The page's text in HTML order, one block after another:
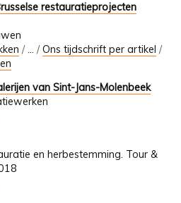
restauratieprojecten
/… /Ons tijdschrift per artikel /
van Sint-Jans-Molenbeek
en herbestemming. Tour &